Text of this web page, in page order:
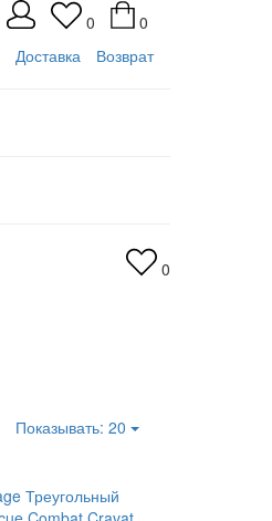
0 0
Доставка Возврат
0
Показывать: 20